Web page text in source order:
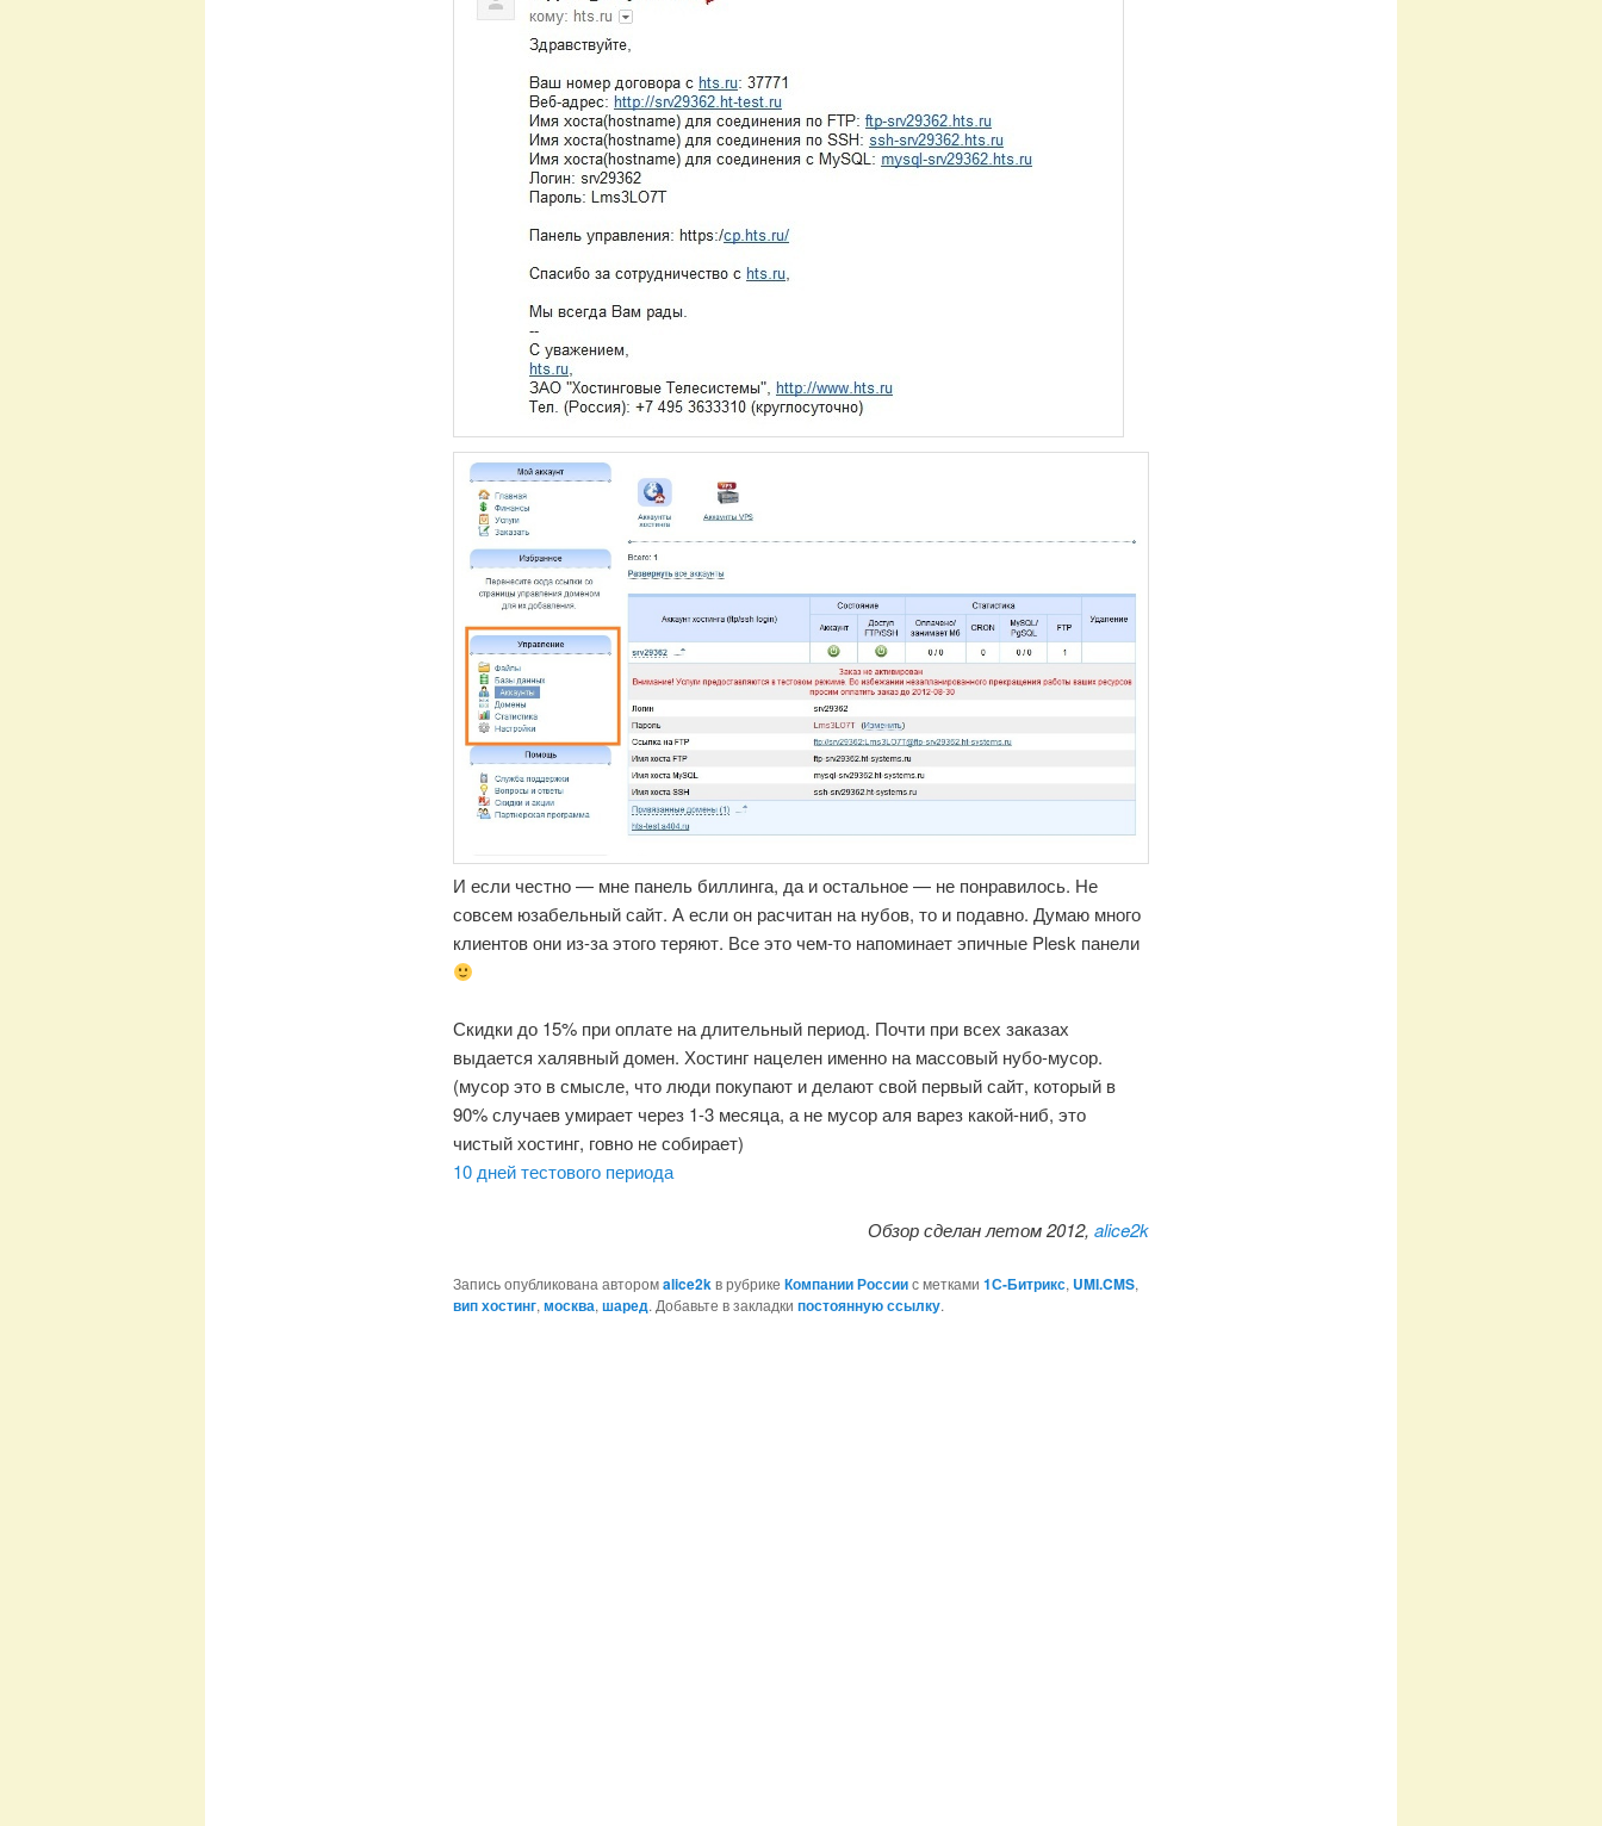
И если честно — мне панель биллинга, да и остальное — не понравилось. Не
совсем юзабельный сайт. А если он расчитан на нубов, то и подавно. Думаю много
клиентов они из-за этого теряют. Все это чем-то напоминает эпичные Plesk панели
Скидки до 15% при оплате на длительный период. Почти при всех заказах
выдается халявный домен. Хостинг нацелен именно на массовый нубо-мусор.
(мусор это в смысле, что люди покупают и делают свой первый сайт, который в
90% случаев умирает через 1-3 месяца, а не мусор аля варез какой-ниб, это
чистый хостинг, говно не собирает)
10 дней тестового периода
Обзор сделан летом 2012,alice2k
Запись опубликована авторомalice2kв рубрике Компании Россиис метками 1С-Битрикс, UMI.CMS,
вип хостинг, москва, шаред. Добавьте в закладки постоянную ссылку.